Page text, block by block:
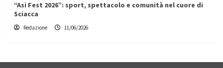
“Asi Fest 2026”: sport, spettacolo e comunità nel cuore di
Sciacca
Redazione 11/06/2026